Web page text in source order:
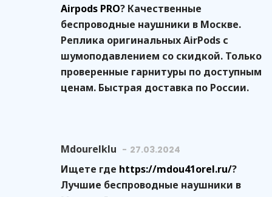
Airpods PRO? Качественные
беспроводные наушники в Москве.
Реплика оригинальных AirPods с
шумоподавлением со скидкой. Только
проверенные гарнитуры по доступным
ценам. Быстрая доставка по России.
Mdourelklu 27.03.2024
Ищете где https://mdou41orel.ru/?
Лучшие беспроводные наушники в